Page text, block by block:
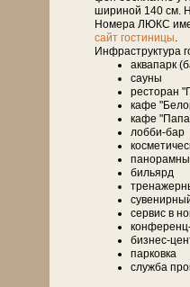
шириной 140 см.
Номера ЛЮКС
сайт гостиницы.
Инфраструктура
аквапарк
сауны
ресторан
кафе
кафе
лобби-бар
бильярд
сервис в
бизнес-
парковка
служба